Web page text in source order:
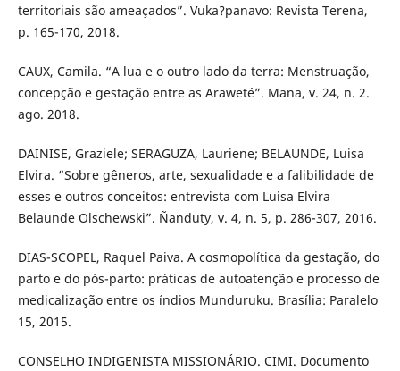
territoriais são ameaçados”. Vuka?panavo: Revista Terena,
p. 165-170, 2018.
CAUX, Camila. “A lua e o outro lado da terra: Menstruação,
concepção e gestação entre as Araweté”. Mana, v. 24, n. 2.
ago. 2018.
DAINISE, Graziele; SERAGUZA, Lauriene; BELAUNDE, Luisa
Elvira. “Sobre gêneros, arte, sexualidade e a falibilidade de
esses e outros conceitos: entrevista com Luisa Elvira
Belaunde Olschewski”. Ñanduty, v. 4, n. 5, p. 286-307, 2016.
DIAS-SCOPEL, Raquel Paiva. A cosmopolítica da gestação, do
parto e do pós-parto: práticas de autoatenção e processo de
medicalização entre os índios Munduruku. Brasília: Paralelo
15, 2015.
CONSELHO INDIGENISTA MISSIONÁRIO. CIMI. Documento